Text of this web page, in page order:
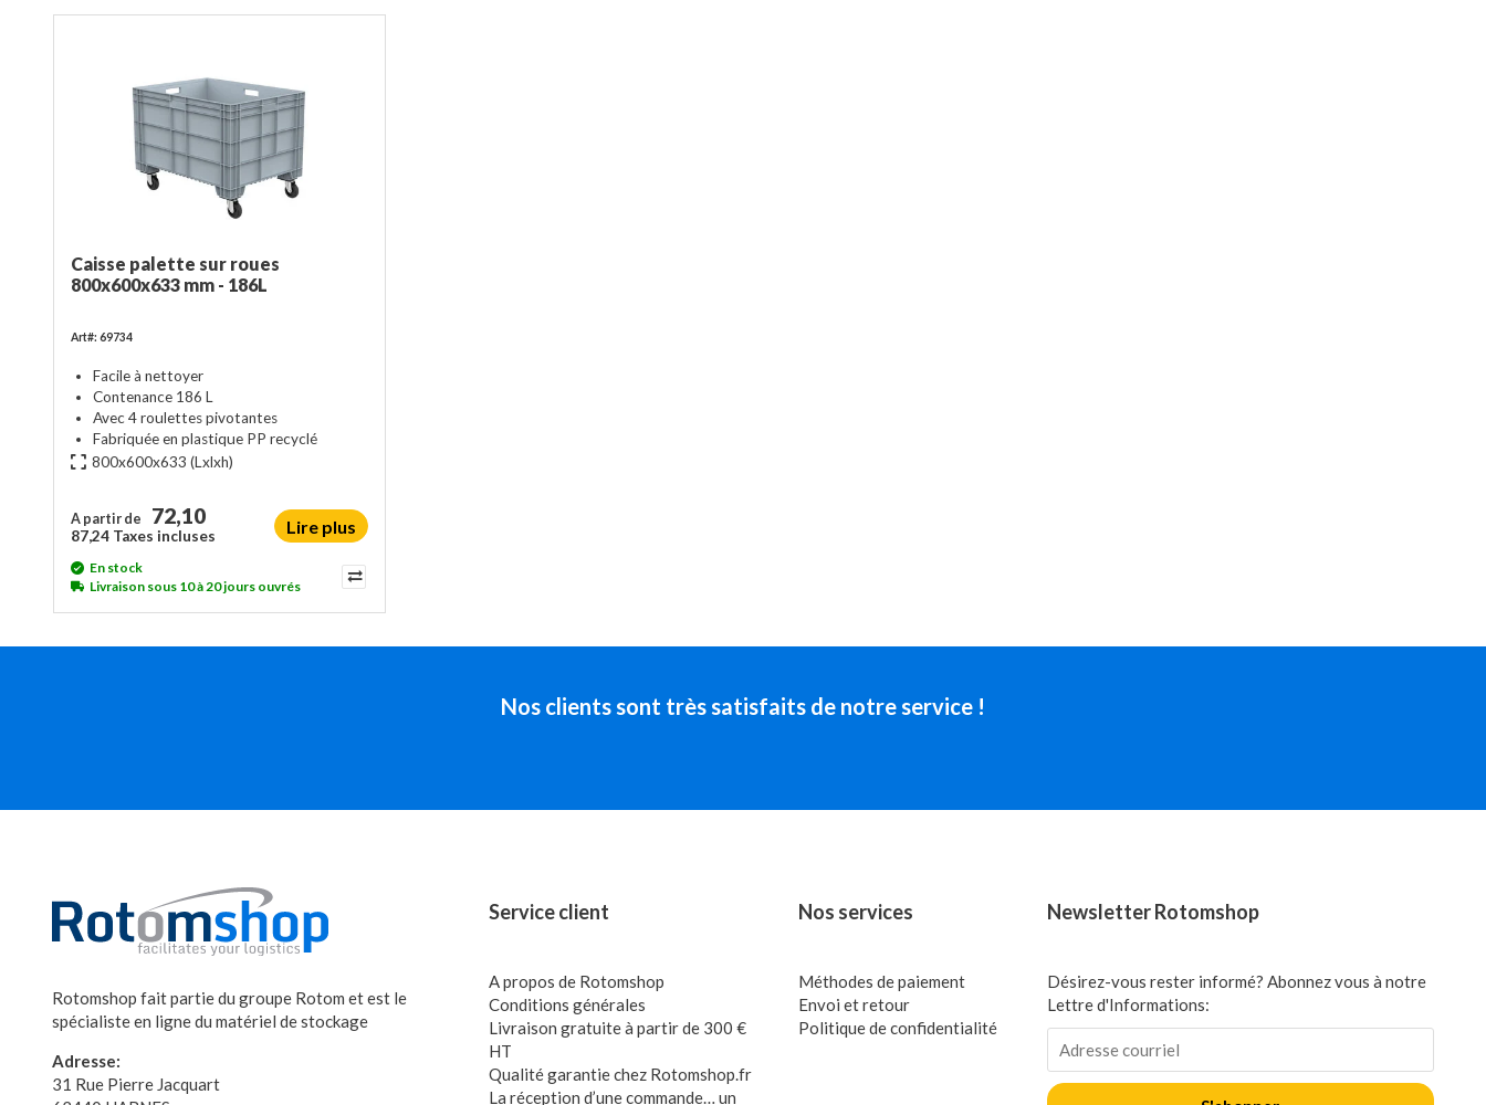
Caisse palette sur roues
800x600x633 mm - 186L
Art#: 69734
Facile à nettoyer
Contenance 186 L
Avec 4 roulettes pivotantes
Fabriquée en plastique PP recyclé
800x600x633 (Lxlxh)
A partir de 72,10
87,24 Taxes incluses Lire plus
En stock
Livraison sous 10 à 20 jours ouvrés
Nos clients sont très satisfaits de notre service !
Rotomshop fait partie du groupe Rotom et est le
spécialiste en ligne du matériel de stockage
Adresse:
31 Rue Pierre Jacquart
Service client
A propos de Rotomshop
Conditions générales
Livraison gratuite à partir de 300 €
HT
Qualité garantie chez Rotomshop.fr
La réception d’une commande… un
Nos services
Méthodes de paiement
Envoi et retour
Politique de confidentialité
Newsletter Rotomshop
Désirez-vous rester informé? Abonnez vous à notre
Lettre d'Informations: